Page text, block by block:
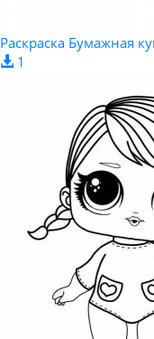
Раскраска Бумажная
1